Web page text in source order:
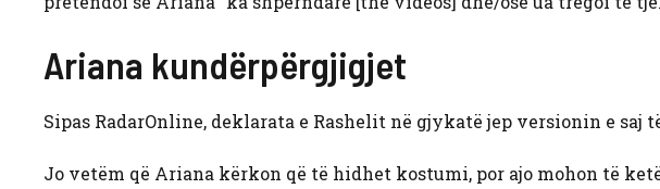
Ariana kundërpërgjigjet
Sipas RadarOnline, deklarata e Rashelit në gjykatë jep versionin e saj
Jo vetëm që Ariana kërkon që të hidhet kostumi, por ajo mohon të